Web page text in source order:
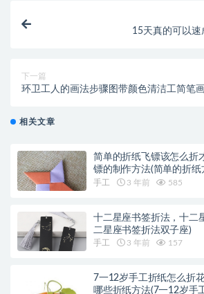
15天真的可以速
下一篇
环卫工人的画法步骤图带颜色清洁工简笔
相关文章
简单的折纸飞镖该怎么折
镖的制作方法(简单的折纸
手工 3 年前 585
十二星座书签折法，十二
二星座书签折法双子座)
手工 3 年前 157
7一12岁手工折纸怎么折
哪些折纸方法(7一12岁手